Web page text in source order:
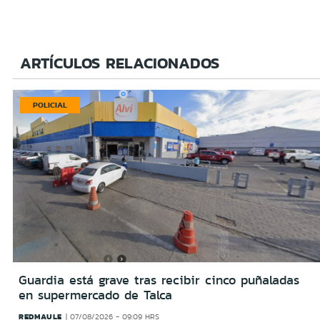
ARTÍCULOS RELACIONADOS
POLICIAL
Guardia está grave tras recibir cinco puñaladas
en supermercado de Talca
REDMAULE 07/08/2026 - 09:09 HRS